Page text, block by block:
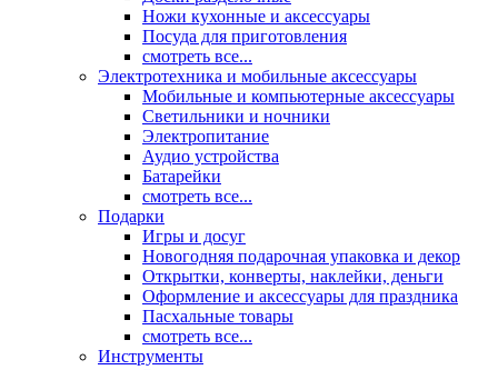
Ножи кухонные и аксессуары
Посуда для приготовления
смотреть все...
Электротехника и мобильные аксессуары
Мобильные и компьютерные аксессуары
Светильники и ночники
Электропитание
Аудио устройства
Батарейки
смотреть все...
Подарки
Игры и досуг
Новогодняя подарочная упаковка и декор
Открытки, конверты, наклейки, деньги
Оформление и аксессуары для праздника
Пасхальные товары
смотреть все...
Инструменты